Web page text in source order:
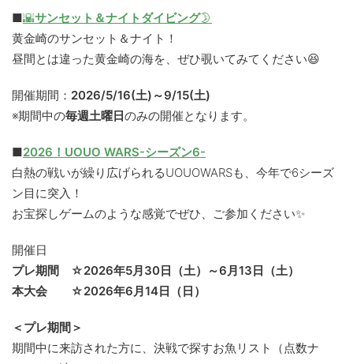
■🌇サンセット＆ナイトダイビング🌛
黄金崎のサンセット＆ナイト！
昼間とは違った黄金崎の海を、ぜひ覗いてみてください😆
開催期間： 2026/5/16(土)～9/15(土)
※期間中の毎週土曜日のみの開催となります。
■2026！UOUO WARS-シーズン6-
白熱の戦いが繰り広げられるUOUOWARSも、今年で6シーズ
ン目に突入！
お宝探しゲームのような感覚でぜひ、ご参加ください✨
開催日
プレ期間 ☆2026年5月30日（土）～6月13日（土）
本大会 ☆2026年6月14日（日）
＜プレ期間＞
期間中に来訪された方に、決戦で探すお魚リスト（点数ナ